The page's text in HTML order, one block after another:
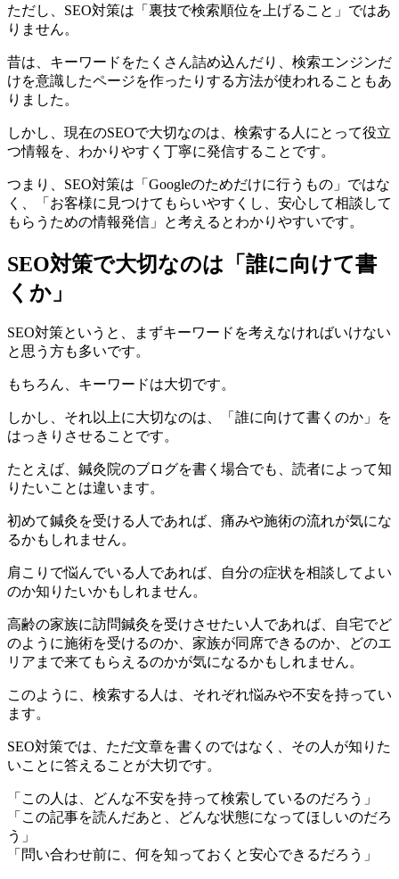
ただし、SEO対策は「裏技で検索順位を上げること」ではあ
りません。
昔は、キーワードをたくさん詰め込んだり、検索エンジンだ
けを意識したページを作ったりする方法が使われることもあ
りました。
しかし、現在のSEOで大切なのは、検索する人にとって役立
つ情報を、わかりやすく丁寧に発信することです。
つまり、SEO対策は「Googleのためだけに行うもの」ではな
く、「お客様に見つけてもらいやすくし、安心して相談して
もらうための情報発信」と考えるとわかりやすいです。
SEO対策で大切なのは「誰に向けて書
くか」
SEO対策というと、まずキーワードを考えなければいけない
と思う方も多いです。
もちろん、キーワードは大切です。
しかし、それ以上に大切なのは、「誰に向けて書くのか」を
はっきりさせることです。
たとえば、鍼灸院のブログを書く場合でも、読者によって知
りたいことは違います。
初めて鍼灸を受ける人であれば、痛みや施術の流れが気にな
るかもしれません。
肩こりで悩んでいる人であれば、自分の症状を相談してよい
のか知りたいかもしれません。
高齢の家族に訪問鍼灸を受けさせたい人であれば、自宅でど
のように施術を受けるのか、家族が同席できるのか、どのエ
リアまで来てもらえるのかが気になるかもしれません。
このように、検索する人は、それぞれ悩みや不安を持ってい
ます。
SEO対策では、ただ文章を書くのではなく、その人が知りた
いことに答えることが大切です。
「この人は、どんな不安を持って検索しているのだろう」
「この記事を読んだあと、どんな状態になってほしいのだろ
う」
「問い合わせ前に、何を知っておくと安心できるだろう」